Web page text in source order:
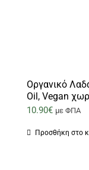
Οργανικό
Oil, Vegan
10.90€ με ΦΠΑ
Προσθήκη στο